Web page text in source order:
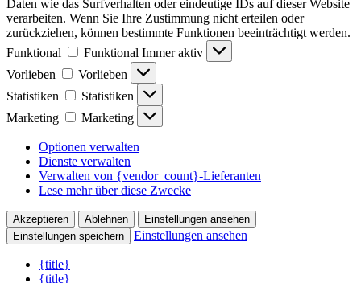
Daten wie das Surfverhalten oder eindeutige IDs auf dieser Website
verarbeiten. Wenn Sie Ihre Zustimmung nicht erteilen oder
zurückziehen, können bestimmte Funktionen beeinträchtigt werden.
Funktional
Funktional Immer aktiv
Vorlieben
Vorlieben
Statistiken
Statistiken
Marketing
Marketing
Optionen verwalten
Dienste verwalten
Verwalten von {vendor_count}-Lieferanten
Lese mehr über diese Zwecke
Akzeptieren Ablehnen
Einstellungen ansehen
Einstellungen speichern
Einstellungen ansehen
{title}
{title}